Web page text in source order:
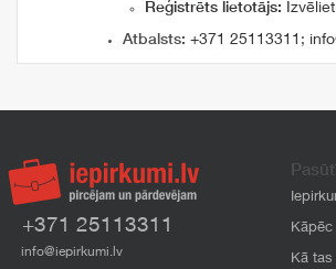
Reģistrēts lietotājs:
Atbalsts: +371 25113311 ;
+371 25113311
info@iepirkumi.lv
Kāpēc
Kā tas